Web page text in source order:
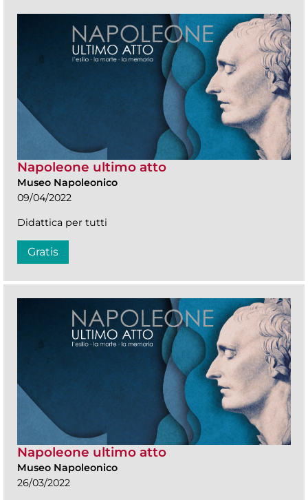
Napoleone ultimo atto
Museo Napoleonico
09/04/2022
Didattica per tutti
Gratis
Napoleone ultimo atto
Museo Napoleonico
26/03/2022